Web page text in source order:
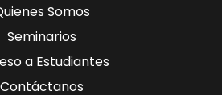
Somos
Seminarios
a Estudiantes
Contáctanos